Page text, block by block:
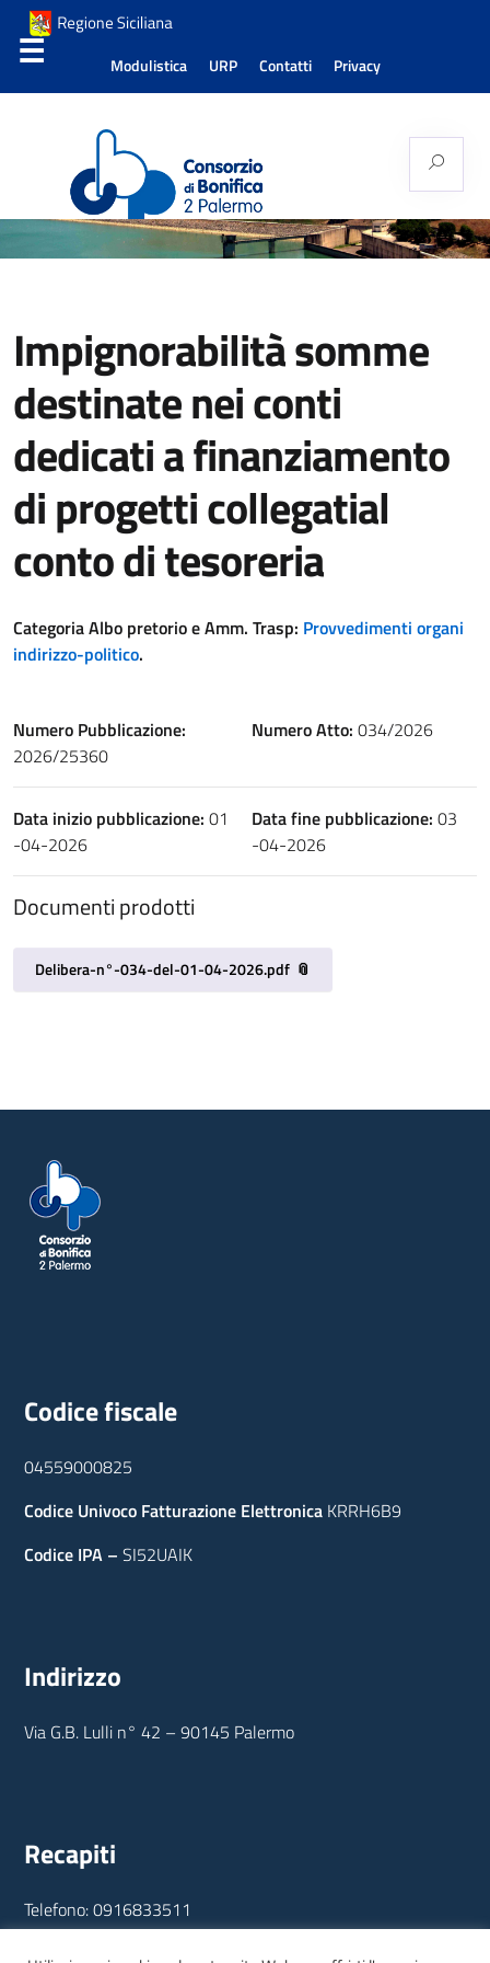
Modulistica URP Contatti Privacy
Palermo 2
Impignorabilità somme
destinate nei conti
dedicati a finanziamento
di progetti collegatial
conto di tesoreria
Categoria Albo pretorio e Amm. Trasp: Provvedimenti organi
indirizzo-politico.
Numero Pubblicazione:
2026/25360
Numero Atto: 034/2026
Data inizio pubblicazione: 01
-04-2026
Data fine pubblicazione: 03
-04-2026
Documenti prodotti
Delibera-n°-034-del-01-04-2026.pdf
Codice fiscale
04559000825
Codice Univoco Fatturazione Elettronica KRRH6B9
Codice IPA – SI52UAIK
Indirizzo
Via G.B. Lulli n° 42 – 90145 Palermo
Recapiti
Telefono: 0916833511
E-mail: info@consorziobonifica.it